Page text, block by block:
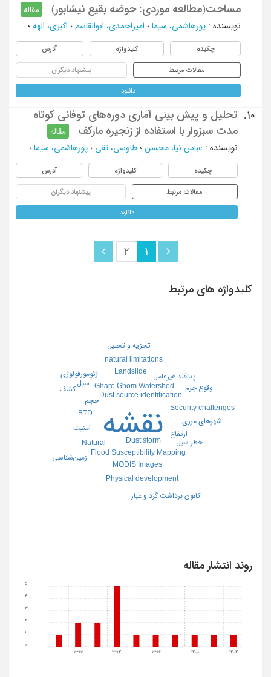
مساحت(مطالعه موردی: حوضه بقیع نیشابور)
مقاله
نویسنده : پورهاشمی، سیما ؛ امیراحمدی، ابوالقاسم ؛ اکبری، الهه ؛
چکیده کلیدواژه آدرس
مقالات مرتبط پیشنهاد دیگران
دانلود
10.
تحلیل و پیش بینی آماری دوره‌های توفانی کوتاه
مدت سبزوار با استفاده از زنجیره مارکف
مقاله
نویسنده : عباس نیا، محسن ؛ طاوسی، تقی ؛ پورهاشمی، سیما ؛
چکیده کلیدواژه آدرس
مقالات مرتبط پیشنهاد دیگران
دانلود
1
2
کلیدواژه های مرتبط
نقشه
Dust source identification
Dust storm
Flood Susceptibility Mapping
Ghare Ghom Watershed
Landslide
MODIS Images
Natural
natural limitations
Physical development
Security challenges
پدافند غیرعامل
حجم
شهرهای مرزی
BTD
ارتفاع
امنیت
تجزیه و تحلیل
خطر سیل
زمین‌شناسی
ژئومورفولوژی
سیل
وقوع جرم
کانون برداشت گرد و غبار
کشف
روند انتشار مقاله
1392 1394 1396 1400 1404
0
1
2
3
4
5